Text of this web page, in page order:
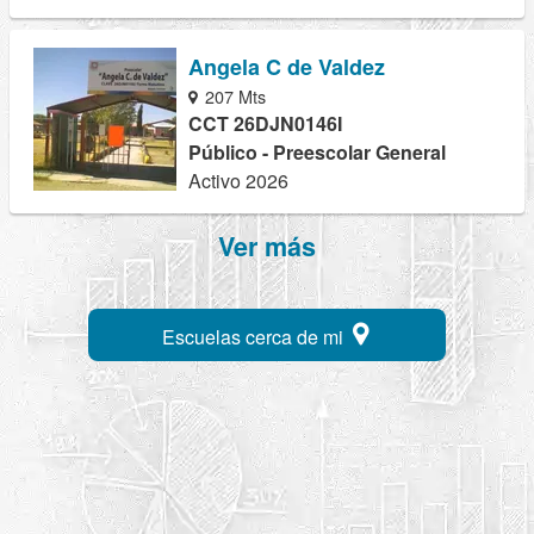
Angela C de Valdez
207 Mts
CCT 26DJN0146I
Público - Preescolar General
Activo 2026
Ver más
Escuelas cerca de mi